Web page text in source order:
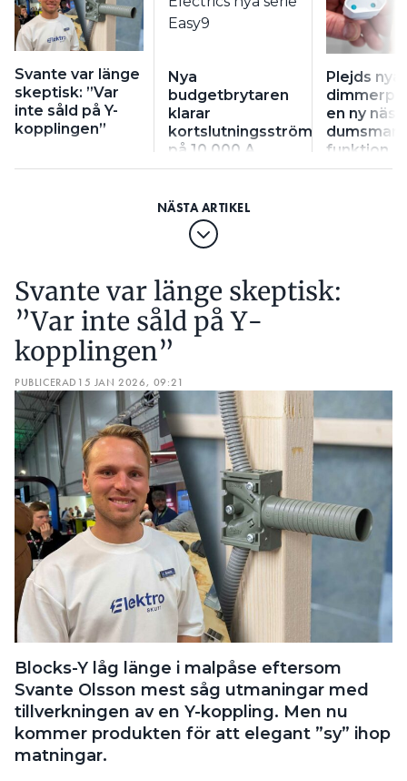
Svante var länge
skeptisk: ”Var
inte såld på Y-
kopplingen”
Nya
budgetbrytaren
klarar
kortslutningsström
på 10 000 A
Plejds nya
en ny
dumsmart
funktion
Svante var länge skeptisk:
”Var inte såld på Y-
kopplingen”
PUBLICERAD 15 JAN 2026, 09:21
Blocks-Y låg länge i malpåse eftersom
Svante Olsson mest såg utmaningar med
tillverkningen av en Y-koppling. Men nu
kommer produkten för att elegant ”sy” ihop
matningar.